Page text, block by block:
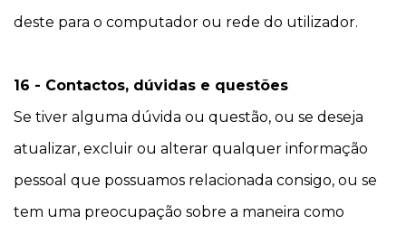
deste para o computador ou rede do utilizador.
16 - Contactos, dúvidas e questões
Se tiver alguma dúvida ou questão, ou se deseja
atualizar, excluir ou alterar qualquer informação
pessoal que possuamos relacionada consigo, ou se
tem uma preocupação sobre a maneira como